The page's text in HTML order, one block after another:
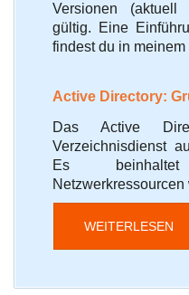
Versionen (aktuell
gültig. Eine
findest du in
Active Directory:
Das Active
Verzeichnisdienst
Es
Netzwerkressourcen
WEITERLESEN